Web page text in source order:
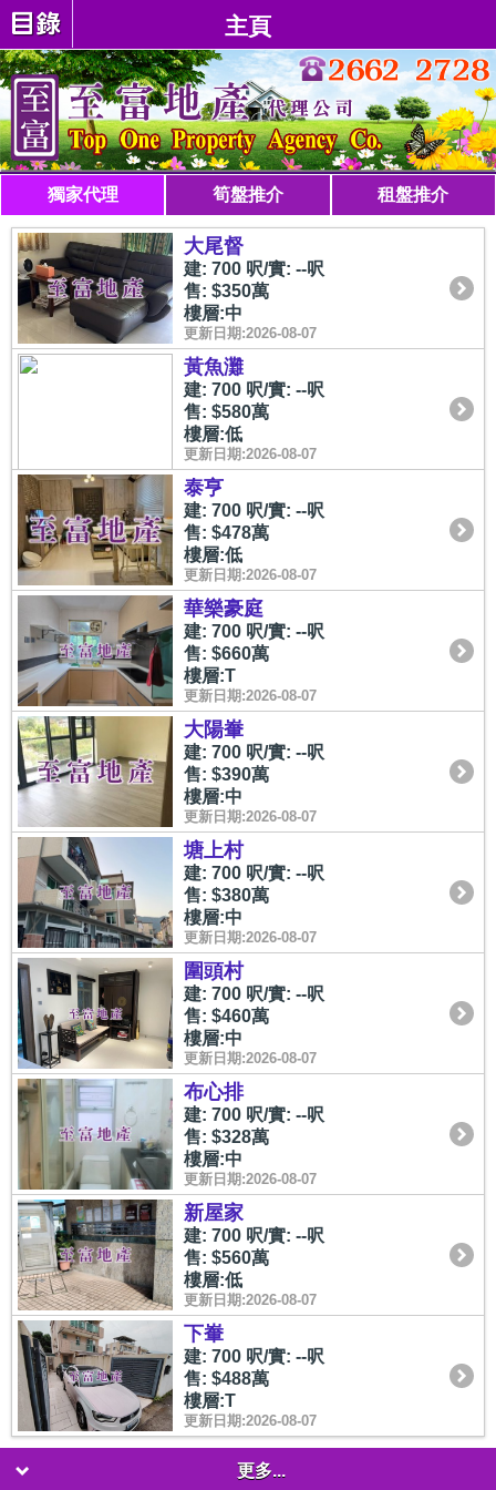
主頁
獨家代理 筍盤推介 租盤推介
大尾督
建: 700 呎/實: --呎
售: $350萬
樓層:中
更新日期:2026-08-07
黃魚灘
建: 700 呎/實: --呎
售: $580萬
樓層:低
更新日期:2026-08-07
泰亨
建: 700 呎/實: --呎
售: $478萬
樓層:低
更新日期:2026-08-07
華樂豪庭
建: 700 呎/實: --呎
售: $660萬
樓層:T
更新日期:2026-08-07
大陽輋
建: 700 呎/實: --呎
售: $390萬
樓層:中
更新日期:2026-08-07
塘上村
建: 700 呎/實: --呎
售: $380萬
樓層:中
更新日期:2026-08-07
圍頭村
建: 700 呎/實: --呎
售: $460萬
樓層:中
更新日期:2026-08-07
布心排
建: 700 呎/實: --呎
售: $328萬
樓層:中
更新日期:2026-08-07
新屋家
建: 700 呎/實: --呎
售: $560萬
樓層:低
更新日期:2026-08-07
下輋
建: 700 呎/實: --呎
售: $488萬
樓層:T
更新日期:2026-08-07
更多...